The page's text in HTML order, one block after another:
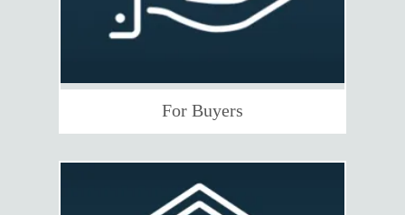
For Buyers